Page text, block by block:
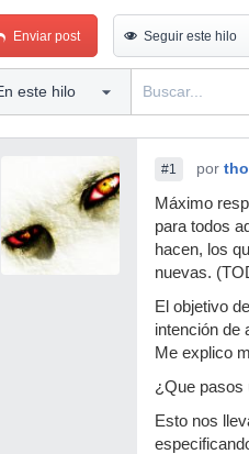
Enviar post Seguir este hilo
#1 por
Máximo
para todos
hacen, los
nuevas.
El objetivo
intención de
Me explico
¿Que pasos
Esto nos